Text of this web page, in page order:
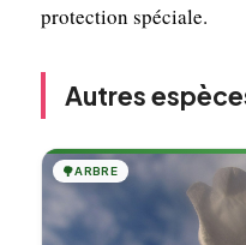
protection spéciale.
Autres
🌳ARBRE